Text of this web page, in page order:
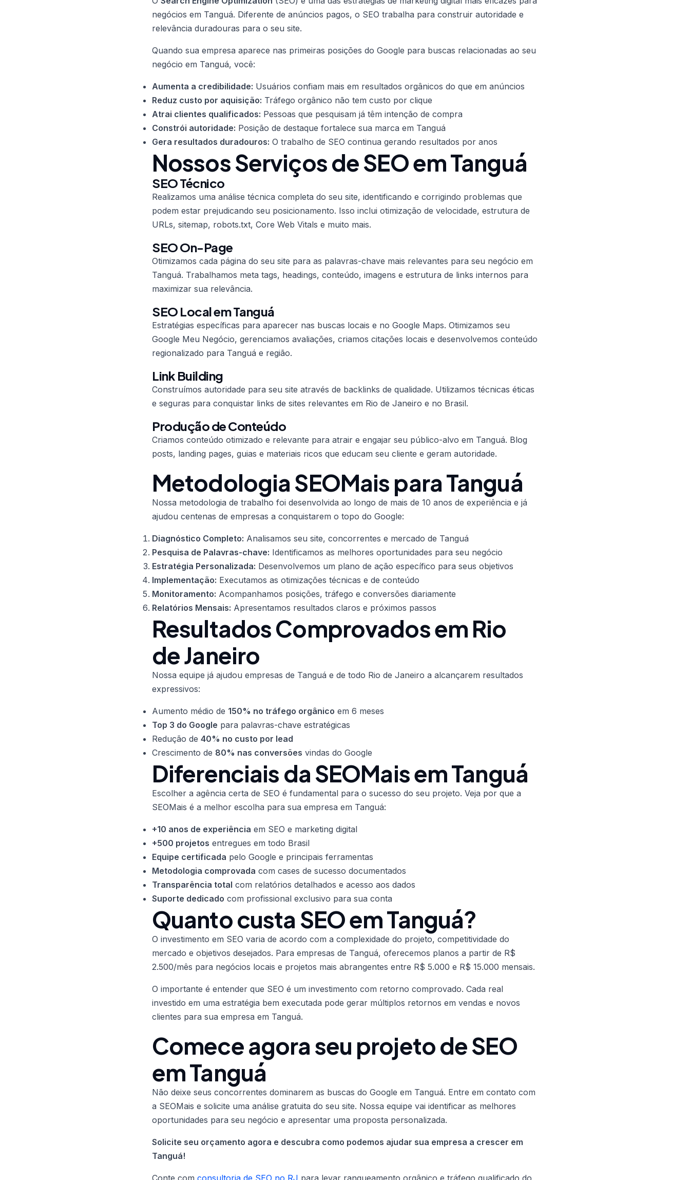
negócios em Tanguá. Diferente de anúncios pagos, o SEO trabalha para construir autoridade e
relevância duradouras para o seu site.
Quando sua empresa aparece nas primeiras posições do Google para buscas relacionadas ao seu
negócio em Tanguá, você:
Aumenta a credibilidade: Usuários confiam mais em resultados orgânicos do que em anúncios
Reduz custo por aquisição: Tráfego orgânico não tem custo por clique
Atrai clientes qualificados: Pessoas que pesquisam já têm intenção de compra
Constrói autoridade: Posição de destaque fortalece sua marca em Tanguá
Gera resultados duradouros: O trabalho de SEO continua gerando resultados por anos
Nossos Serviços de SEO em Tanguá
SEO Técnico
Realizamos uma análise técnica completa do seu site, identificando e corrigindo problemas que
podem estar prejudicando seu posicionamento. Isso inclui otimização de velocidade, estrutura de
URLs, sitemap, robots.txt, Core Web Vitals e muito mais.
SEO On-Page
Otimizamos cada página do seu site para as palavras-chave mais relevantes para seu negócio em
Tanguá. Trabalhamos meta tags, headings, conteúdo, imagens e estrutura de links internos para
maximizar sua relevância.
SEO Local em Tanguá
Estratégias específicas para aparecer nas buscas locais e no Google Maps. Otimizamos seu
Google Meu Negócio, gerenciamos avaliações, criamos citações locais e desenvolvemos conteúdo
regionalizado para Tanguá e região.
Link Building
Construímos autoridade para seu site através de backlinks de qualidade. Utilizamos técnicas éticas
e seguras para conquistar links de sites relevantes em Rio de Janeiro e no Brasil.
Produção de Conteúdo
Criamos conteúdo otimizado e relevante para atrair e engajar seu público-alvo em Tanguá. Blog
posts, landing pages, guias e materiais ricos que educam seu cliente e geram autoridade.
Metodologia SEOMais para Tanguá
Nossa metodologia de trabalho foi desenvolvida ao longo de mais de 10 anos de experiência e já
ajudou centenas de empresas a conquistarem o topo do Google:
Diagnóstico Completo: Analisamos seu site, concorrentes e mercado de Tanguá
Pesquisa de Palavras-chave: Identificamos as melhores oportunidades para seu negócio
Estratégia Personalizada: Desenvolvemos um plano de ação específico para seus objetivos
Implementação: Executamos as otimizações técnicas e de conteúdo
Monitoramento: Acompanhamos posições, tráfego e conversões diariamente
Relatórios Mensais: Apresentamos resultados claros e próximos passos
Resultados Comprovados em Rio
de Janeiro
Nossa equipe já ajudou empresas de Tanguá e de todo Rio de Janeiro a alcançarem resultados
expressivos:
Aumento médio de 150% no tráfego orgânico em 6 meses
Top 3 do Google para palavras-chave estratégicas
Redução de 40% no custo por lead
Crescimento de 80% nas conversões vindas do Google
Diferenciais da SEOMais em Tanguá
Escolher a agência certa de SEO é fundamental para o sucesso do seu projeto. Veja por que a
SEOMais é a melhor escolha para sua empresa em Tanguá:
+10 anos de experiência em SEO e marketing digital
+500 projetos entregues em todo Brasil
Equipe certificada pelo Google e principais ferramentas
Metodologia comprovada com cases de sucesso documentados
Transparência total com relatórios detalhados e acesso aos dados
Suporte dedicado com profissional exclusivo para sua conta
Quanto custa SEO em Tanguá?
O investimento em SEO varia de acordo com a complexidade do projeto, competitividade do
mercado e objetivos desejados. Para empresas de Tanguá, oferecemos planos a partir de R$
2.500/mês para negócios locais e projetos mais abrangentes entre R$ 5.000 e R$ 15.000 mensais.
O importante é entender que SEO é um investimento com retorno comprovado. Cada real
investido em uma estratégia bem executada pode gerar múltiplos retornos em vendas e novos
clientes para sua empresa em Tanguá.
Comece agora seu projeto de SEO
em Tanguá
Não deixe seus concorrentes dominarem as buscas do Google em Tanguá. Entre em contato com
a SEOMais e solicite uma análise gratuita do seu site. Nossa equipe vai identificar as melhores
oportunidades para seu negócio e apresentar uma proposta personalizada.
Solicite seu orçamento agora e descubra como podemos ajudar sua empresa a crescer em
Tanguá!
Conte com consultoria de SEO no RJ para levar ranqueamento orgânico e tráfego qualificado do